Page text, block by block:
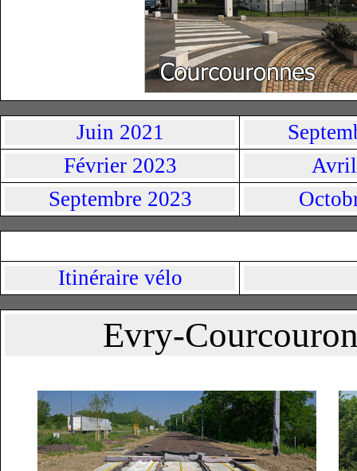
Juin 2021
Février 2023
Septembre 2023
Itinéraire vélo
Evry-